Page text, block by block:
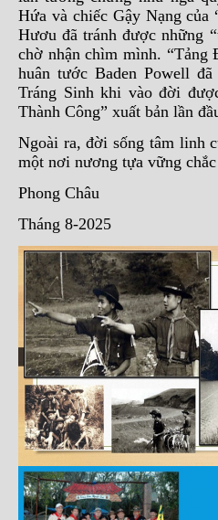
Hứa và chiếc Gậy Nạng của
Hươu đã tránh được những
chờ nhận chìm mình. “Tảng
huân tước Baden Powell
Tráng Sinh khi vào đời
Thành Công” xuất bản lần
Ngoài ra, đời sống tâm linh
một nơi nương tựa vững
Phong Châu
Tháng 8-2025